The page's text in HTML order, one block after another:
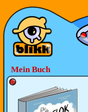
Mein Buch